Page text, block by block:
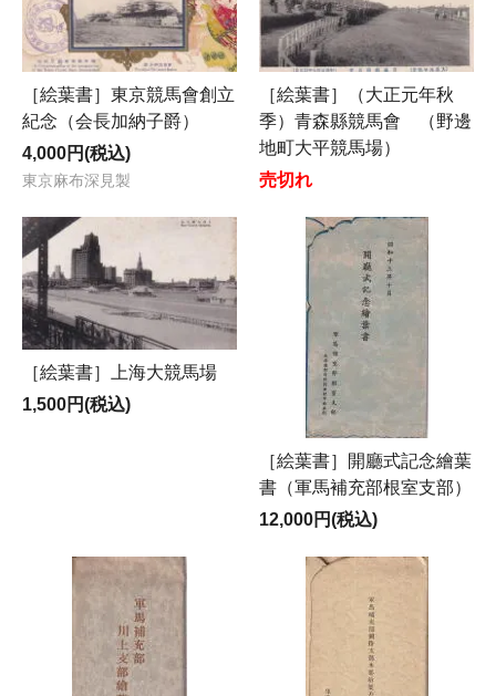
［絵葉書］東京競馬會創立
紀念（会長加納子爵）
4,000円(税込)
東京麻布深見製
［絵葉書］（大正元年秋
季）青森縣競馬會 （野邊
地町大平競馬場）
売切れ
［絵葉書］上海大競馬場
1,500円(税込)
［絵葉書］開廳式記念繪葉
書（軍馬補充部根室支部）
12,000円(税込)